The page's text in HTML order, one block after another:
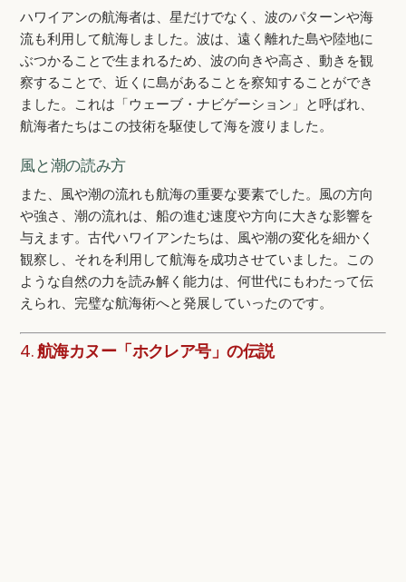
ハワイアンの航海者は、星だけでなく、波のパターンや海
流も利用して航海しました。波は、遠く離れた島や陸地に
ぶつかることで生まれるため、波の向きや高さ、動きを観
察することで、近くに島があることを察知することができ
ました。これは「ウェーブ・ナビゲーション」と呼ばれ、
航海者たちはこの技術を駆使して海を渡りました。
風と潮の読み方
また、風や潮の流れも航海の重要な要素でした。風の方向
や強さ、潮の流れは、船の進む速度や方向に大きな影響を
与えます。古代ハワイアンたちは、風や潮の変化を細かく
観察し、それを利用して航海を成功させていました。この
ような自然の力を読み解く能力は、何世代にもわたって伝
えられ、完璧な航海術へと発展していったのです。
4.航海カヌー「ホクレア号」の伝説